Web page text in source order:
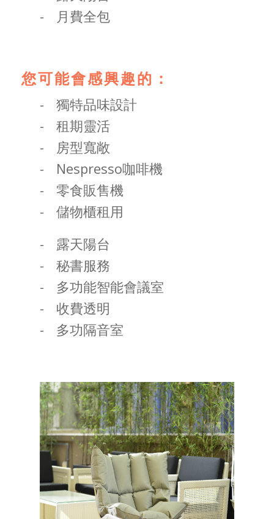
月費全包
您可能會感興趣的：
獨特品味設計
租期靈活
房型寬敞
Nespresso咖啡機
零食販售機
儲物櫃租用
露天陽台
秘書服務
多功能智能會議室
收費透明
多功隔音室